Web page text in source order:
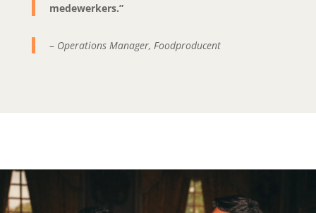
medewerkers.”
– Operations Manager, Foodproducent